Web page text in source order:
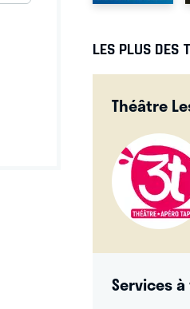
LES PLUS DES
Théâtre
Services